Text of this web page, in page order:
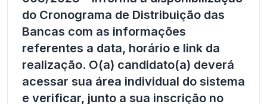
do Cronograma de Distribuição das
Bancas com as informações
referentes a data, horário e link da
realização. O(a) candidato(a) deverá
acessar sua área individual do sistema
e verificar, junto a sua inscrição no